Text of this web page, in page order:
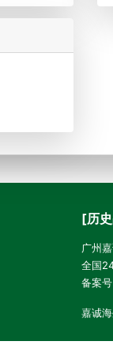
[历
广州
全国
备案
嘉诚